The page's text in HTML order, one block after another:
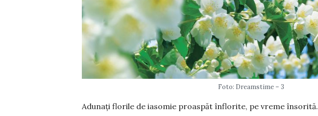
Foto: Dreamstime – 3
Adunați florile de iasomie proaspăt înflorite, pe vreme însorită.